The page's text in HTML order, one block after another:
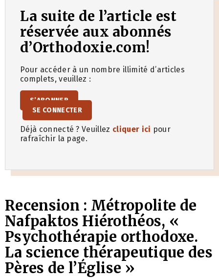
La suite de l’article est
réservée aux abonnés
d’Orthodoxie.com!
Pour accéder à un nombre illimité d’articles
complets, veuillez :
S’ABONNER
SE CONNECTER
Déjà connecté ? Veuillez cliquer ici pour
rafraîchir la page.
Recension : Métropolite de
Nafpaktos Hiérothéos, «
Psychothérapie orthodoxe.
La science thérapeutique des
Pères de l’Église »